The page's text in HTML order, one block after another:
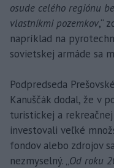
osude celého regiónu
vlastníkmi pozemkov,“
napríklad na
sovietskej armáde sa
Podpredseda
Kanuščák dodal, že v
turistickej a
investovali veľké
fondov alebo zdrojov
nezmyselný. „Od roku